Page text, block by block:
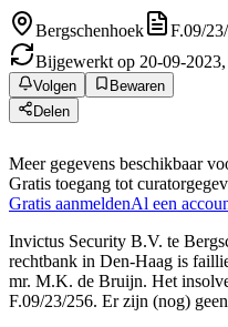
Bergschenhoek F.09/
Bijgewerkt op 20-09-2023,
Volgen
Bewaren
Delen
Meer gegevens beschikbaar
Gratis toegang tot
Gratis aanmeldenAl een
Invictus Security B.V. te
rechtbank in Den-Haag is
mr. M.K. de Bruijn. Het
F.09/23/256. Er zijn (nog)